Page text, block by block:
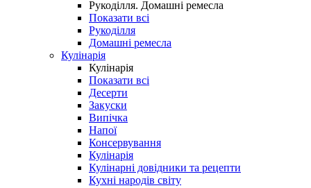
Рукоділля. Домашні ремесла
Показати всі
Рукоділля
Домашні ремесла
Кулінарія
Кулінарія
Показати всі
Десерти
Закуски
Випічка
Напої
Консервування
Кулінарія
Кулінарні довідники та рецепти
Кухні народів світу